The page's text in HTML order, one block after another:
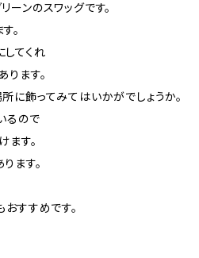
ーンのスワッグです。
。
てくれ
ります。
に飾ってみてはいかがでしょうか。
るので
ます。
ます。
おすすめです。